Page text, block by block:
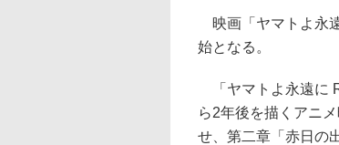
映画「ヤマトよ永
始となる。
「ヤマトよ永遠に
ら2年後を描くアニ
せ、第二章「赤日の